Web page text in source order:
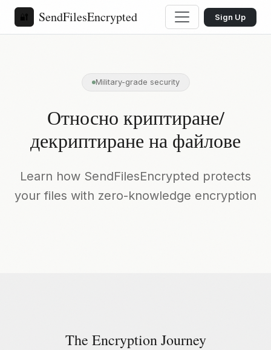
🔐 SendFilesEncrypted Sign Up
Military-grade security
Относно криптиране/
декриптиране на файлове
Learn how SendFilesEncrypted protects
your files with zero-knowledge encryption
The Encryption Journey